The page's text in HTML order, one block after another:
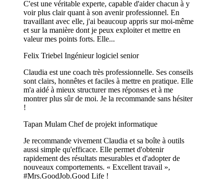
C'est une véritable experte, capable d'aider chacun à y
voir plus clair quant à son avenir professionnel. En
travaillant avec elle, j'ai beaucoup appris sur moi-même
et sur la manière dont je peux exploiter et mettre en
valeur mes points forts. Elle...
Felix Triebel Ingénieur logiciel senior
Claudia est une coach très professionnelle. Ses conseils
sont clairs, honnêtes et faciles à mettre en pratique. Elle
m'a aidé à mieux structurer mes réponses et à me
montrer plus sûr de moi. Je la recommande sans hésiter
!
Tapan Mulam Chef de projekt informatique
Je recommande vivement Claudia et sa boîte à outils
aussi simple qu'efficace. Elle permet d'obtenir
rapidement des résultats mesurables et d'adopter de
nouveaux comportements. « Excellent travail »,
#Mrs.GoodJob.Good Life !